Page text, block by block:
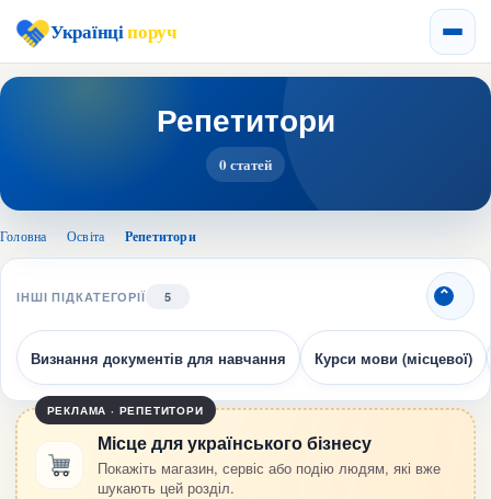
Українціпоруч
Репетитори
0 статей
Головна Освіта Репетитори
ІНШІ ПІДКАТЕГОРІЇ 5
Визнання документів для навчання Курси мови (місцевої)
РЕКЛАМА · РЕПЕТИТОРИ
Місце для українського бізнесу
Покажіть магазин, сервіс або подію людям, які вже
шукають цей розділ.